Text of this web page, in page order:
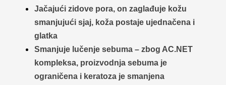
Jačajući zidove pora, on zaglađuje kožu
smanjujući sjaj, koža postaje ujednačena i
glatka
Smanjuje lučenje sebuma – zbog AC.NET
kompleksa, proizvodnja sebuma je
ograničena i keratoza je smanjena